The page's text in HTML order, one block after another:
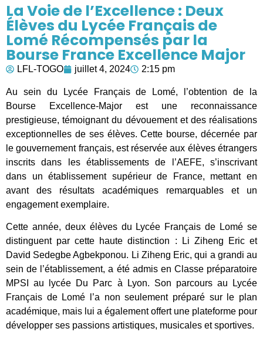
La Voie de l’Excellence : Deux
Élèves du Lycée Français de
Lomé Récompensés par la
Bourse France Excellence Major
LFL-TOGO juillet 4, 2024 2:15 pm
Au sein du Lycée Français de Lomé, l’obtention de la
Bourse Excellence-Major est une reconnaissance
prestigieuse, témoignant du dévouement et des réalisations
exceptionnelles de ses élèves. Cette bourse, décernée par
le gouvernement français, est réservée aux élèves étrangers
inscrits dans les établissements de l’AEFE, s’inscrivant
dans un établissement supérieur de France, mettant en
avant des résultats académiques remarquables et un
engagement exemplaire.
Cette année, deux élèves du Lycée Français de Lomé se
distinguent par cette haute distinction : Li Ziheng Eric et
David Sedegbe Agbekponou. Li Ziheng Eric, qui a grandi au
sein de l’établissement, a été admis en Classe préparatoire
MPSI au lycée Du Parc à Lyon. Son parcours au Lycée
Français de Lomé l’a non seulement préparé sur le plan
académique, mais lui a également offert une plateforme pour
développer ses passions artistiques, musicales et sportives.